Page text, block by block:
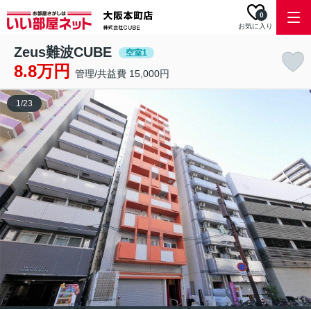
お気に入り
0
Zeus難波CUBE 空室1
8.8万円 管理/共益費 15,000円
1/23